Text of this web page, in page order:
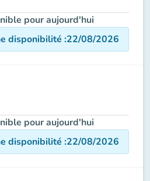
pour aujourd'hui
disponibilité :22/08/2026
pour aujourd'hui
disponibilité :22/08/2026